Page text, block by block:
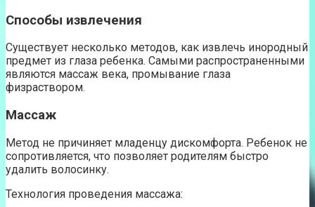
Способы извлечения
Существует несколько методов, как извлечь инородный
предмет из глаза ребенка. Самыми распространенными
являются массаж века, промывание глаза
физраствором.
Массаж
Метод не причиняет младенцу дискомфорта. Ребенок не
сопротивляется, что позволяет родителям быстро
удалить волосинку.
Технология проведения массажа: